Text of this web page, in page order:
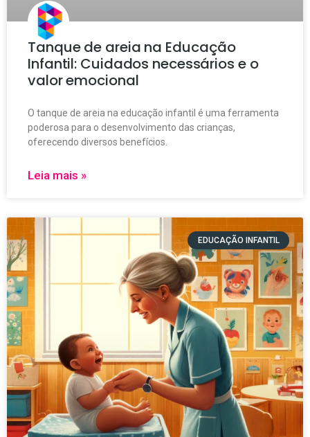
Tanque de areia na Educação
Infantil: Cuidados necessários e o
valor emocional
O tanque de areia na educação infantil é uma ferramenta
poderosa para o desenvolvimento das crianças,
oferecendo diversos benefícios.
Leia mais »
EDUCAÇÃO INFANTIL